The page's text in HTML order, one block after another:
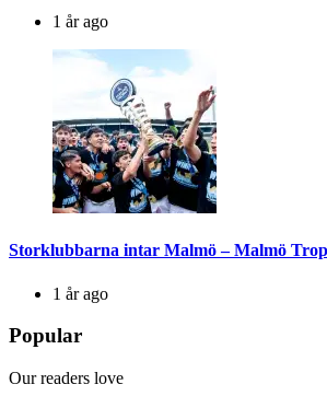
1 år ago
Storklubbarna intar Malmö – Malmö
1 år ago
Popular
Our readers love